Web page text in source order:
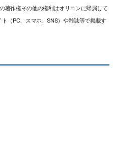
著作権その他の権利はオリコンに帰属して
（PC、スマホ、SNS）や雑誌等で掲載す